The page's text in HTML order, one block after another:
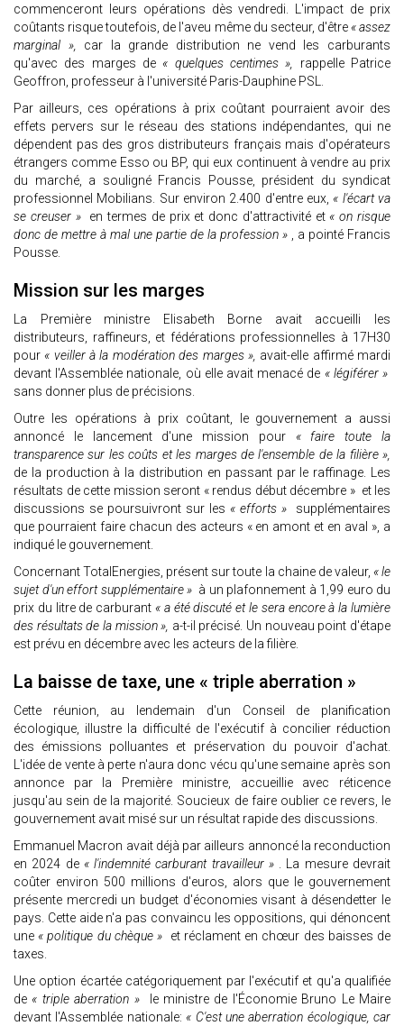
commenceront leurs opérations dès vendredi. L'impact de prix
coûtants risque toutefois, de l'aveu même du secteur, d'être « assez
marginal », car la grande distribution ne vend les carburants
qu'avec des marges de « quelques centimes », rappelle Patrice
Geoffron, professeur à l'université Paris-Dauphine PSL.
Par ailleurs, ces opérations à prix coûtant pourraient avoir des
effets pervers sur le réseau des stations indépendantes, qui ne
dépendent pas des gros distributeurs français mais d'opérateurs
étrangers comme Esso ou BP, qui eux continuent à vendre au prix
du marché, a souligné Francis Pousse, président du syndicat
professionnel Mobilians. Sur environ 2.400 d'entre eux, « l'écart va
se creuser »
en termes de prix et donc d'attractivité et « on risque
donc de mettre à mal une partie de la profession » , a pointé Francis
Pousse.
Mission sur les marges
La Première ministre Elisabeth Borne avait accueilli les
distributeurs, raffineurs, et fédérations professionnelles à 17H30
pour « veiller à la modération des marges », avait-elle affirmé mardi
devant l'Assemblée nationale, où elle avait menacé de « légiférer »
sans donner plus de précisions.
Outre les opérations à prix coûtant, le gouvernement a aussi
annoncé le lancement d'une mission pour « faire toute la
transparence sur les coûts et les marges de l'ensemble de la filière »,
de la production à la distribution en passant par le raffinage. Les
résultats de cette mission seront « rendus début décembre » et les
discussions se poursuivront sur les « efforts »
supplémentaires
que pourraient faire chacun des acteurs « en amont et en aval », a
indiqué le gouvernement.
Concernant TotalEnergies, présent sur toute la chaine de valeur, « le
sujet d'un effort supplémentaire » à un plafonnement à 1,99 euro du
prix du litre de carburant « a été discuté et le sera encore à la lumière
des résultats de la mission », a-t-il précisé. Un nouveau point d'étape
est prévu en décembre avec les acteurs de la filière.
La baisse de taxe, une « triple aberration »
Cette réunion, au lendemain d'un Conseil de planification
écologique, illustre la difficulté de l'exécutif à concilier réduction
des émissions polluantes et préservation du pouvoir d'achat.
L'idée de vente à perte n'aura donc vécu qu'une semaine après son
annonce par la Première ministre, accueillie avec réticence
jusqu'au sein de la majorité. Soucieux de faire oublier ce revers, le
gouvernement avait misé sur un résultat rapide des discussions.
Emmanuel Macron avait déjà par ailleurs annoncé la reconduction
en 2024 de « l'indemnité carburant travailleur » . La mesure devrait
coûter environ 500 millions d'euros, alors que le gouvernement
présente mercredi un budget d'économies visant à désendetter le
pays. Cette aide n'a pas convaincu les oppositions, qui dénoncent
une « politique du chèque » et réclament en chœur des baisses de
taxes.
Une option écartée catégoriquement par l'exécutif et qu'a qualifiée
de « triple aberration »
le ministre de l'Économie Bruno Le Maire
devant l'Assemblée nationale: « C'est une aberration écologique, car